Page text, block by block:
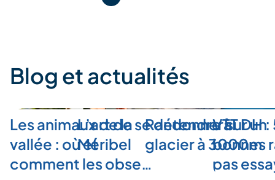
Blog et actualités
Les animaux de la
vallée : où et
comment les obse…
L’art de se détendre à
Méribel
Randonner sur un
glacier à 3000m
VTT DH
bonnes
pas